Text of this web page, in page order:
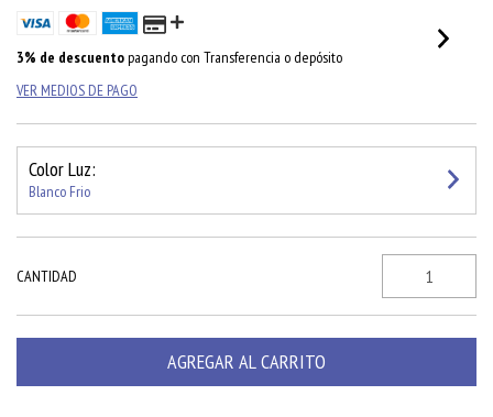
3% de descuentopagando con Transferencia o depósito
VER MEDIOS DE PAGO
Color Luz:
Blanco Frio
CANTIDAD